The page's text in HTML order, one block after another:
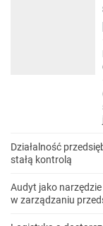
Działalność
stałą kontrolą
Audyt jako
w zarządzaniu